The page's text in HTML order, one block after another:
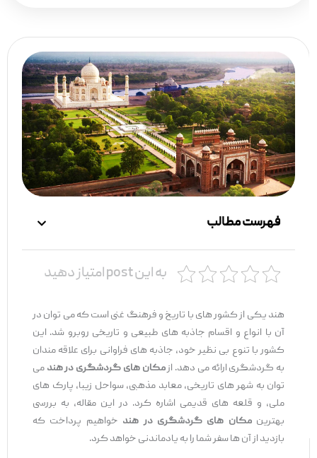
فهرست مطالب
به این post امتیاز دهید
هند یکی از کشور های با تاریخ و فرهنگ غنی است که می ‌توان در
آن با انواع و اقسام جاذبه ‌های طبیعی و تاریخی روبرو شد. این
کشور با تنوع بی ‌نظیر خود، جاذبه‌ های فراوانی برای علاقه‌ مندان
به گردشگری ارائه می ‌دهد. از مکان ‌های گردشگری در هندمی
‌توان به شهر های تاریخی، معابد مذهبی، سواحل زیبا، پارک ‌های
ملی، و قلعه های قدیمی اشاره کرد. در این مقاله، به بررسی
بهترینمکان ‌های گردشگری در هندخواهیم پرداخت که
بازدید از آن ‌ها سفر شما را به یادماندنی خواهد کرد.